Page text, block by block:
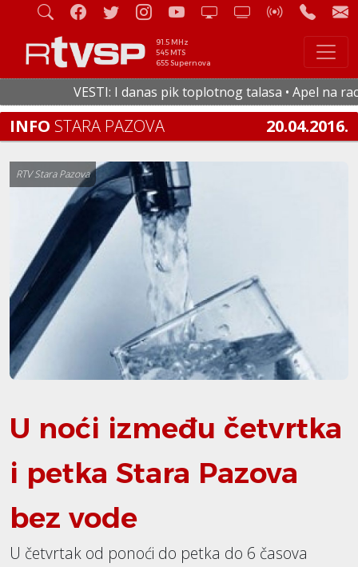
91.5 MHz
545 MTS
655 Supernova
VESTI: I danas pik toplotnog talasa • Apel na
INFO STARA PAZOVA 20.04.2016.
RTV Stara Pazova
U noći između četvrtka
i petka Stara Pazova
bez vode
U četvrtak od ponoći do petka do 6 časova